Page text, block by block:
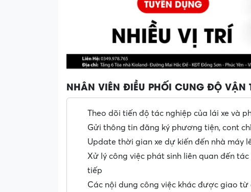
NHÂN VIÊN ĐIỀU PHỐI CUNG ĐỘ
Theo dõi tiến độ tác nghiệp của lái xe và
Gửi thông tin đăng ký phương tiện, cont
Update thời gian xe dự kiến đến nhà máy
Xử lý công việc phát sinh liên quan đến
tiếp
Các nội dung công việc khác được giao từ